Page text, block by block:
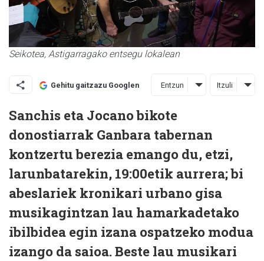
Seikotea, Astigarragako entsegu lokalean
Gehitu gaitzazu Googlen Entzun Itzuli
Sanchis eta Jocano bikote
donostiarrak Ganbara tabernan
kontzertu berezia emango du, etzi,
larunbatarekin, 19:00etik aurrera; bi
abeslariek kronikari urbano gisa
musikagintzan lau hamarkadetako
ibilbidea egin izana ospatzeko modua
izango da saioa. Beste lau musikari